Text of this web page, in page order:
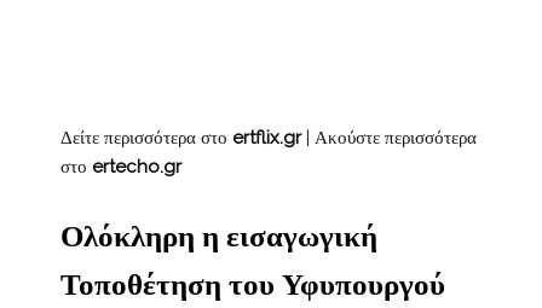
Δείτε περισσότερα στο ertflix.gr| Ακούστε περισσότερα
στο ertecho.gr
Ολόκληρη η εισαγωγική
Τοποθέτηση του Υφυπουργού